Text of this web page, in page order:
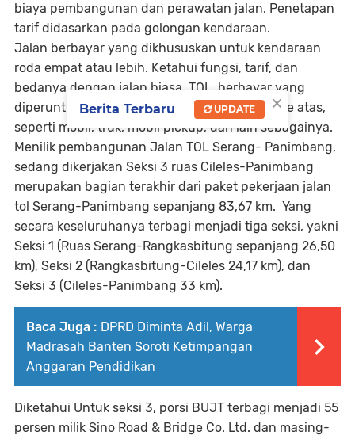
biaya pembangunan dan perawatan jalan. Penetapan
tarif didasarkan pada golongan kendaraan.
Jalan berbayar yang dikhususkan untuk kendaraan
roda empat atau lebih. Ketahui fungsi, tarif, dan
bedanya dengan jalan biasa. TOL berbayar yang
diperuntukkan untuk kendaraan roda empat ke atas,
seperti mobil, truk, mobil pickup, dan lain sebagainya.
Menilik pembangunan Jalan TOL Serang- Panimbang,
sedang dikerjakan Seksi 3 ruas Cileles-Panimbang
merupakan bagian terakhir dari paket pekerjaan jalan
tol Serang-Panimbang sepanjang 83,67 km. Yang
secara keseluruhanya terbagi menjadi tiga seksi, yakni
Seksi 1 (Ruas Serang-Rangkasbitung sepanjang 26,50
km), Seksi 2 (Rangkasbitung-Cileles 24,17 km), dan
Seksi 3 (Cileles-Panimbang 33 km).
Baca Juga : DPRD Diminta Adil, Warga
Madrasah Banten Soroti Ketimpangan
Anggaran Pendidikan
Diketahui Untuk seksi 3, porsi BUJT terbagi menjadi 55
persen milik Sino Road & Bridge Co. Ltd. dan masing-
×
Berita Terbaru UPDATE